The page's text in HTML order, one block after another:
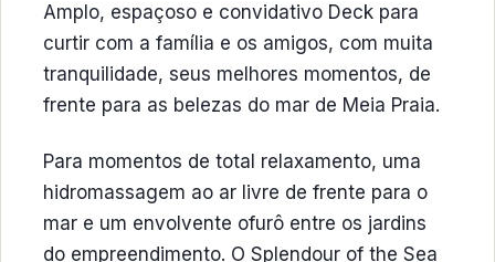
Amplo, espaçoso e convidativo Deck para
curtir com a família e os amigos, com muita
tranquilidade, seus melhores momentos, de
frente para as belezas do mar de Meia Praia.
Para momentos de total relaxamento, uma
hidromassagem ao ar livre de frente para o
mar e um envolvente ofurô entre os jardins
do empreendimento. O Splendour of the Sea